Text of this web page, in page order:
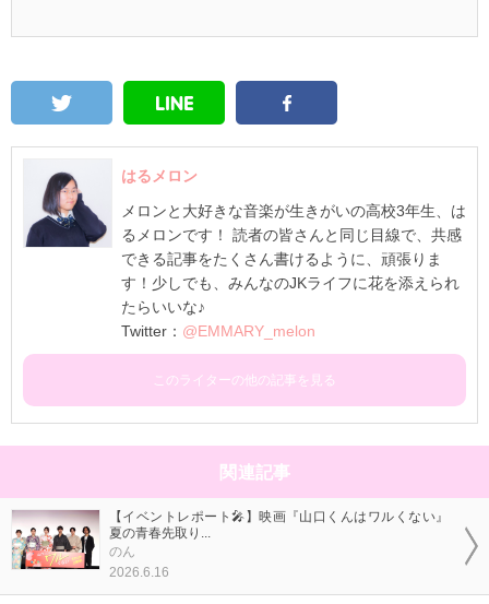
はるメロン
メロンと大好きな音楽が生きがいの高校3年生、は
るメロンです！ 読者の皆さんと同じ目線で、共感
できる記事をたくさん書けるように、頑張りま
す！少しでも、みんなのJKライフに花を添えられ
たらいいな♪
Twitter： @EMMARY_melon
このライターの他の記事を見る
関連記事
【イベントレポート🎤】映画『山口くんはワルくない』
夏の青春先取り...
のん
2026.6.16